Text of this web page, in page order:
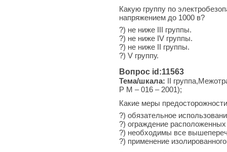
Какую группу по
напряжением до 1000 в?
?) не ниже III группы.
?) не ниже IV группы.
?) не ниже II группы.
?) V группу.
Вопрос id:11563
Тема/шкала: II
Р М – 016 – 2001);
Какие меры
?) обязательное
?) ограждение
?) необходимы все
?) применение